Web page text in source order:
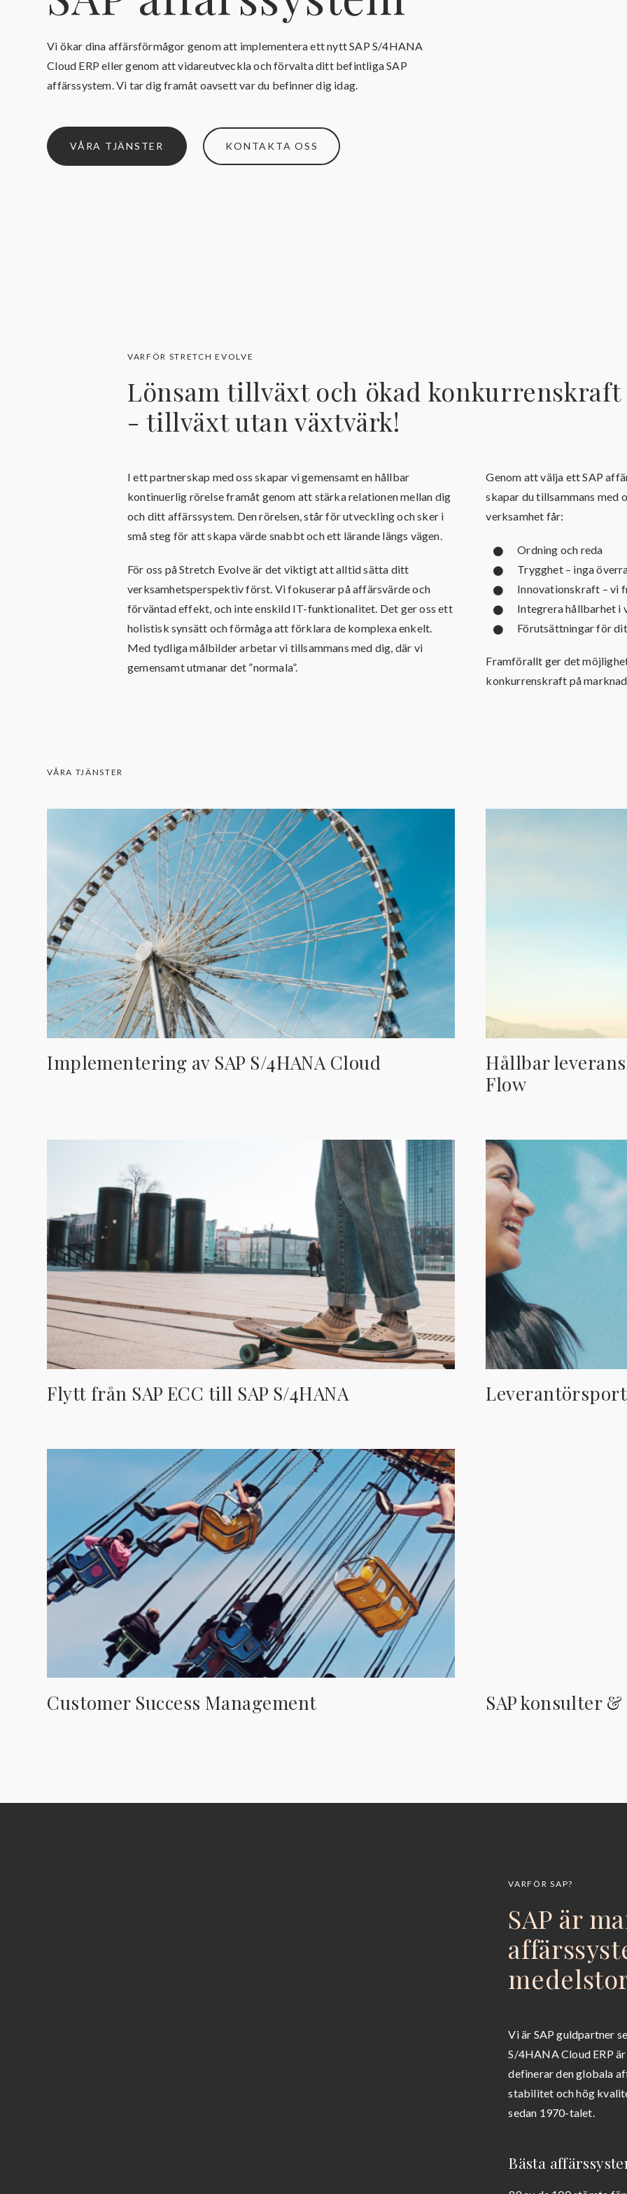
Vi ökar dina affärsförmågor genom att implementera ett nytt SAP S/4HANA
Cloud ERP eller genom att vidareutveckla och förvalta ditt befintliga SAP
affärssystem. Vi tar dig framåt oavsett var du befinner dig idag.
VÅRA TJÄNSTER KONTAKTA OSS
VARFÖR STRETCH EVOLVE
Lönsam tillväxt och ökad
- tillväxt utan växtvärk!
I ett partnerskap med oss skapar vi gemensamt en hållbar
kontinuerlig rörelse framåt genom att stärka relationen mellan dig
och ditt affärssystem. Den rörelsen, står för utveckling och sker i
små steg för att skapa värde snabbt och ett lärande längs vägen.
För oss på Stretch Evolve är det viktigt att alltid sätta ditt
verksamhetsperspektiv först. Vi fokuserar på affärsvärde och
förväntad effekt, och inte enskild IT-funktionalitet. Det ger oss ett
holistisk synsätt och förmåga att förklara de komplexa enkelt.
Med tydliga målbilder arbetar vi tillsammans med dig, där vi
gemensamt utmanar det ”normala”.
Genom att välja ett SAP
skapar du tillsammans med
verksamhet får:
Ordning och reda
Trygghet – inga
Innovationskraft – vi
Integrera hållbarhet i
Förutsättningar för
Framförallt ger det
konkurrenskraft på
VÅRA TJÄNSTER
Implementering av SAP S/4HANA Cloud
Hållbar
Flow
Flytt från SAP ECC till SAP S/4HANA
Customer Success Management SAP konsulter
VARFÖR SAP?
SAP är
Vi är SAP guldpartner
S/4HANA Cloud ERP
definerar den globala
stabilitet och hög
sedan 1970-talet.
Bästa